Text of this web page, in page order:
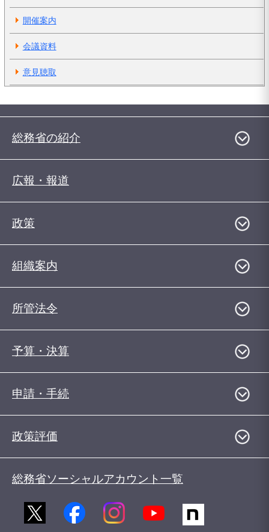
開催案内
会議資料
意見聴取
総務省の紹介
広報・報道
政策
組織案内
所管法令
予算・決算
申請・手続
政策評価
総務省ソーシャルアカウント一覧